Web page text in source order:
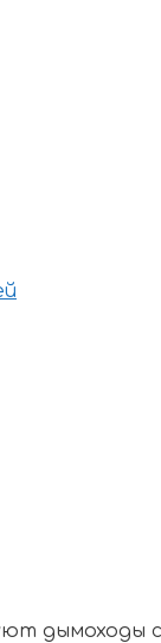
дымоходы